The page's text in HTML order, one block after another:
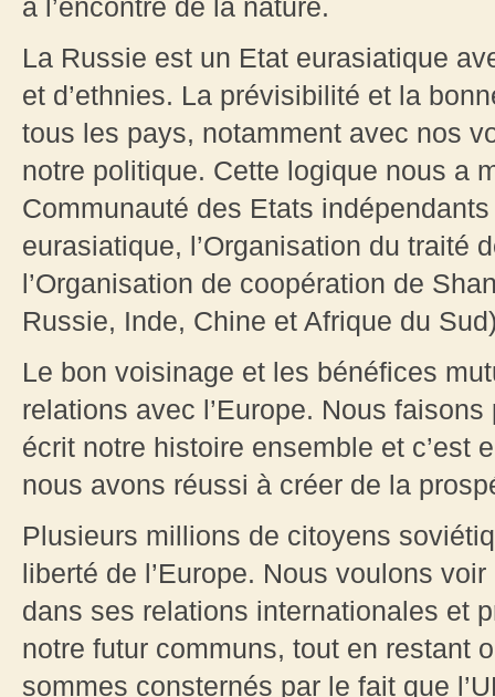
à l’encontre de la nature.
La Russie est un Etat eurasiatique
et d’ethnies. La prévisibilité et la
tous les pays, notamment avec nos
notre politique. Cette logique nous a
Communauté des Etats
eurasiatique, l’Organisation du traité
l’Organisation de coopération de
Russie, Inde, Chine et Afrique du
Le bon voisinage et les bénéfices
relations avec l’Europe. Nous
écrit notre histoire ensemble et c’est
nous avons réussi à créer de la
Plusieurs millions de citoyens
liberté de l’Europe. Nous voulons
dans ses relations internationales et
notre futur communs, tout en restant
sommes consternés par le fait que